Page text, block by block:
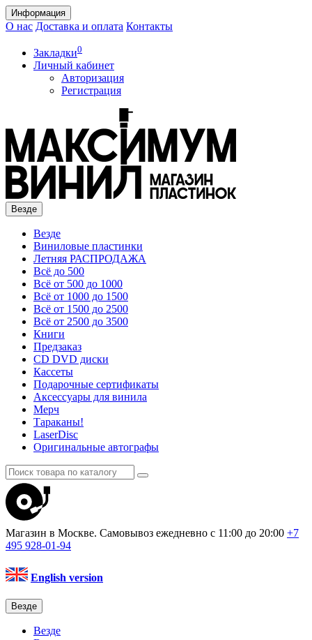
Информация
О нас Доставка и оплата Контакты
Закладки0
Личный кабинет
Авторизация
Регистрация
Везде
Везде
Виниловые пластинки
Летняя РАСПРОДАЖА
Всё до 500
Всё от 500 до 1000
Всё от 1000 до 1500
Всё от 1500 до 2500
Всё от 2500 до 3500
Книги
Предзаказ
CD DVD диски
Кассеты
Подарочные сертификаты
Аксессуары для винила
Мерч
Тараканы!
LaserDisc
Оригинальные автографы
Магазин в Москве. Самовывоз ежедневно с 11:00 до 20:00 +7
495 928-01-94
English version
Везде
Везде